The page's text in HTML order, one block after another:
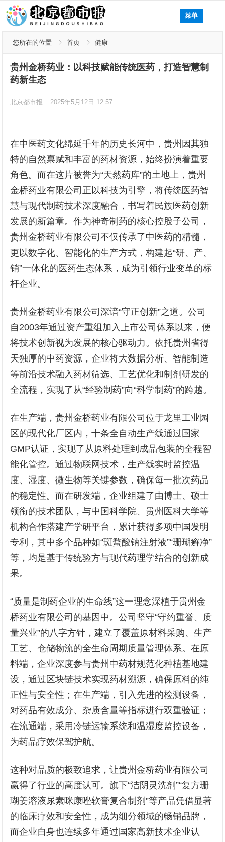
菜单
您所在的位置 首页 健康
贵州金桥药业：以科技赋能传统医药，打造智慧制
药新生态
北京都市报 2025年5月12日 12:57
在中医药文化绵延千年的历史长河中，贵州因其独
特的自然禀赋和丰富的药材资源，始终扮演着重要
角色。而在这片被誉为“天然药库”的土地上，贵州
金桥药业有限公司正以科技为引擎，将传统医药智
慧与现代制药技术深度融合，书写着民族医药创新
发展的新篇章。作为神奇制药的核心控股子公司，
贵州金桥药业有限公司不仅传承了中医药的精髓，
更以数字化、智能化的生产方式，构建起“研、产、
销”一体化的医药生态体系，成为引领行业变革的标
杆企业。
贵州金桥药业有限公司深谙“守正创新”之道。公司
自2003年通过资产重组加入上市公司体系以来，便
将技术创新视为发展的核心驱动力。依托贵州省得
天独厚的中药资源，企业将大数据分析、智能制造
等前沿技术融入药材筛选、工艺优化和制剂研发的
全流程，实现了从“经验制药”向“科学制药”的跨越。
在生产端，贵州金桥药业有限公司位于龙里工业园
区的现代化厂区内，十条全自动生产线通过国家
GMP认证，实现了从原料处理到成品包装的全程智
能化管控。通过物联网技术，生产线实时监控温
度、湿度、微生物等关键参数，确保每一批次药品
的稳定性。而在研发端，企业组建了由博士、硕士
领衔的技术团队，与中国科学院、贵州医科大学等
机构合作搭建产学研平台，累计获得多项中国发明
专利，其中多个品种如“斑蝥酸钠注射液”“珊瑚癣净”
等，均是基于传统验方与现代药理学结合的创新成
果。
“质量是制药企业的生命线”这一理念深植于贵州金
桥药业有限公司的基因中。公司坚守“守约重誉、质
量兴业”的八字方针，建立了覆盖原材料采购、生产
工艺、仓储物流的全生命周期质量管理体系。在原
料端，企业深度参与贵州中药材规范化种植基地建
设，通过区块链技术实现药材溯源，确保原料的纯
正性与安全性；在生产端，引入先进的检测设备，
对药品有效成分、杂质含量等指标进行双重验证；
在流通端，采用冷链运输系统和温湿度监控设备，
为药品疗效保驾护航。
这种对品质的极致追求，让贵州金桥药业有限公司
赢得了行业的高度认可。旗下“洁阴灵洗剂”“复方珊
瑚姜溶液尿素咪康唑软膏复合制剂”等产品凭借显著
的临床疗效和安全性，成为细分领域的畅销品牌，
而企业自身也连续多年通过国家高新技术企业认